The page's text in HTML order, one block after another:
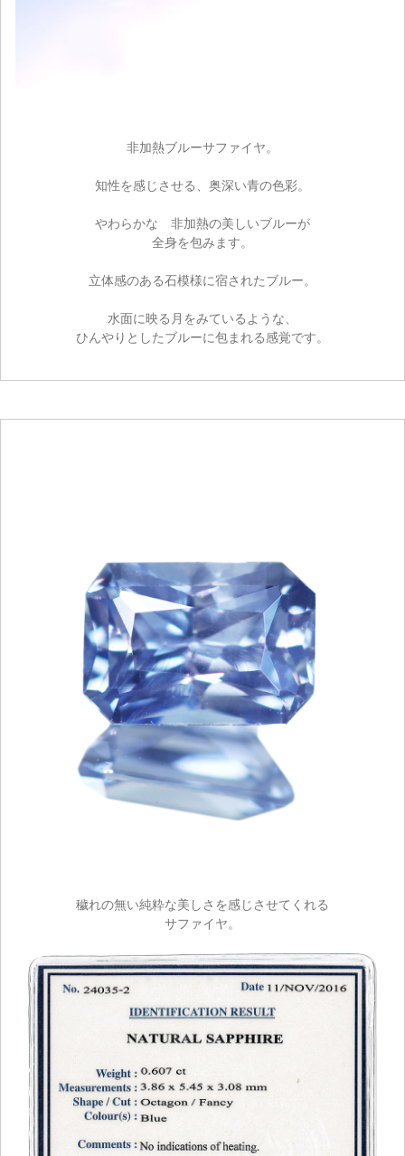
非加熱ブルーサファイヤ。
知性を感じさせる、奥深い青の色彩。
やわらかな 非加熱の美しいブルーが
全身を包みます。
立体感のある石模様に宿されたブルー。
水面に映る月をみているような、
ひんやりとしたブルーに包まれる感覚です。
穢れの無い純粋な美しさを感じさせてくれる
サファイヤ。